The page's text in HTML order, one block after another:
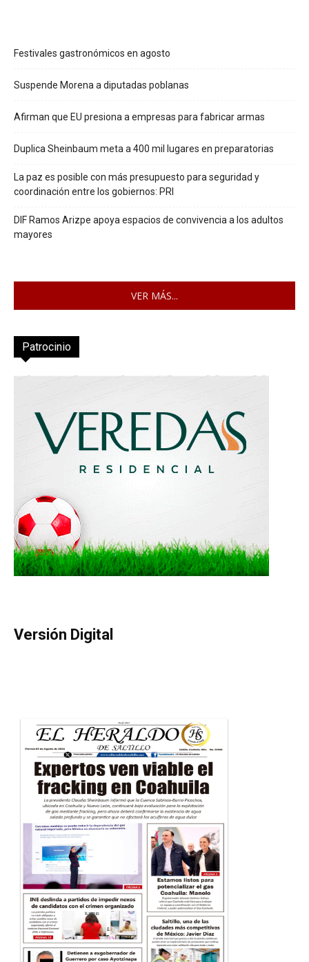
Festivales gastronómicos en agosto
Suspende Morena a diputadas poblanas
Afirman que EU presiona a empresas para fabricar armas
Duplica Sheinbaum meta a 400 mil lugares en preparatorias
La paz es posible con más presupuesto para seguridad y
coordinación entre los gobiernos: PRI
DIF Ramos Arizpe apoya espacios de convivencia a los adultos
mayores
VER MÁS...
Patrocinio
Versión Digital